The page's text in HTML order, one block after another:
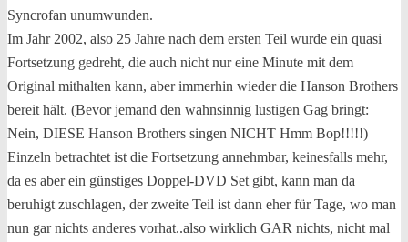
Syncrofan unumwunden.
Im Jahr 2002, also 25 Jahre nach dem ersten Teil wurde ein quasi
Fortsetzung gedreht, die auch nicht nur eine Minute mit dem
Original mithalten kann, aber immerhin wieder die Hanson Brothers
bereit hält. (Bevor jemand den wahnsinnig lustigen Gag bringt:
Nein, DIESE Hanson Brothers singen NICHT Hmm Bop!!!!!)
Einzeln betrachtet ist die Fortsetzung annehmbar, keinesfalls mehr,
da es aber ein günstiges Doppel-DVD Set gibt, kann man da
beruhigt zuschlagen, der zweite Teil ist dann eher für Tage, wo man
nun gar nichts anderes vorhat..also wirklich GAR nichts, nicht mal